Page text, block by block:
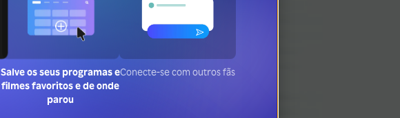
Salve os seus programas e
filmes favoritos e de onde
parou
Conecte-se com outros fãs